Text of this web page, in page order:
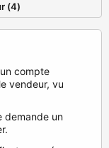
(4)
compte
vendeur, vu
demande un